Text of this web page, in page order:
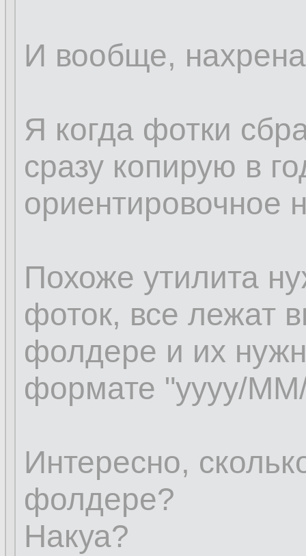
И вообще,
Я когда фотки
сразу копирую в
ориентировочное
Похоже утилита
фоток, все лежат
фолдере и их
формате "yyyy/
Интересно,
фолдере?
Накуа?